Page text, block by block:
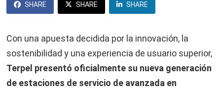
SHARE SHARE SHARE
Con una apuesta decidida por la innovación, la
sostenibilidad y una experiencia de usuario superior,
Terpel presentó oficialmente su nueva generación
de estaciones de servicio de avanzada en